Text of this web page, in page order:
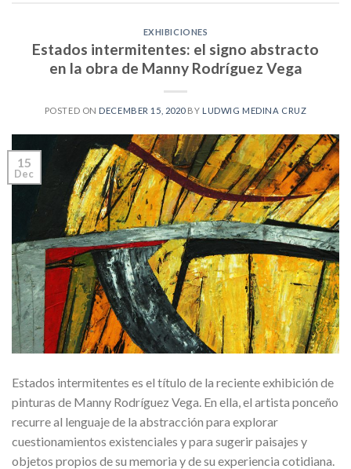
EXHIBICIONES
Estados intermitentes: el signo abstracto
en la obra de Manny Rodríguez Vega
POSTED ON DECEMBER 15, 2020BY LUDWIG MEDINA CRUZ
15
Dec
Estados intermitentes es el título de la reciente exhibición de
pinturas de Manny Rodríguez Vega. En ella, el artista ponceño
recurre al lenguaje de la abstracción para explorar
cuestionamientos existenciales y para sugerir paisajes y
objetos propios de su memoria y de su experiencia cotidiana.